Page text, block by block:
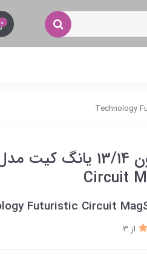
0
Circuit
Futuristic Circuit
از 3